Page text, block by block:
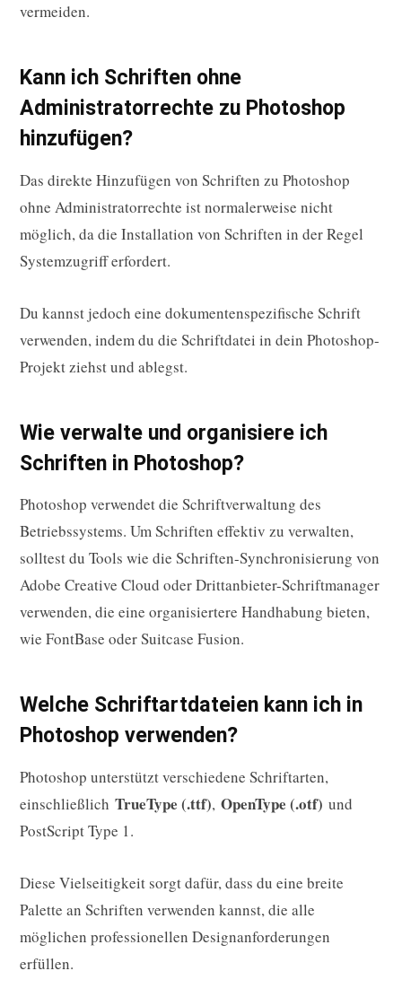
vermeiden.
Kann ich Schriften ohne
Administratorrechte zu Photoshop
hinzufügen?
Das direkte Hinzufügen von Schriften zu Photoshop
ohne Administratorrechte ist normalerweise nicht
möglich, da die Installation von Schriften in der Regel
Systemzugriff erfordert.
Du kannst jedoch eine dokumentenspezifische Schrift
verwenden, indem du die Schriftdatei in dein Photoshop-
Projekt ziehst und ablegst.
Wie verwalte und organisiere ich
Schriften in Photoshop?
Photoshop verwendet die Schriftverwaltung des
Betriebssystems. Um Schriften effektiv zu verwalten,
solltest du Tools wie die Schriften-Synchronisierung von
Adobe Creative Cloud oder Drittanbieter-Schriftmanager
verwenden, die eine organisiertere Handhabung bieten,
wie FontBase oder Suitcase Fusion.
Welche Schriftartdateien kann ich in
Photoshop verwenden?
Photoshop unterstützt verschiedene Schriftarten,
einschließlich TrueType (.ttf), OpenType (.otf) und
PostScript Type 1.
Diese Vielseitigkeit sorgt dafür, dass du eine breite
Palette an Schriften verwenden kannst, die alle
möglichen professionellen Designanforderungen
erfüllen.